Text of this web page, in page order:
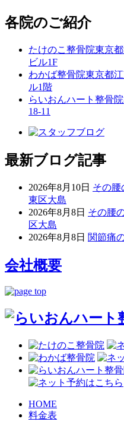
各院のご紹介
たけのこ整骨院東京
ビル1F
わかば整骨院東京都
ル1階
らいおんハート整骨
18-11
最新ブログ記事
2026年8月10日 その
東区大島
2026年8月8日 その腰
区大島
2026年8月8日 関節痛
会社概要
HOME
料金表